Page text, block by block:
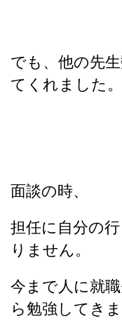
でも、他の先
てくれました。
面談の時、
担任に自分の
りません。
今まで人に就
ら勉強してきま